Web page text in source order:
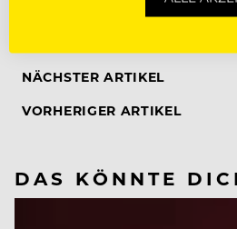
NÄCHSTER ARTIKEL
VORHERIGER ARTIKEL
DAS KÖNNTE